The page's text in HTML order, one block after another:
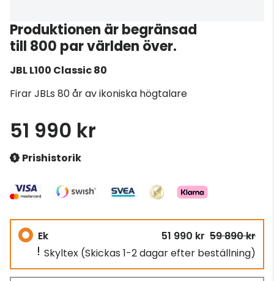
Produktionen är begränsad
till 800 par världen över.
JBLL100 Classic 80
Firar JBLs 80 år av ikoniska högtalare
51 990 kr
Prishistorik
Ek 51 990 kr 59 890 kr
Skyltex (Skickas 1-2 dagar efter beställning)